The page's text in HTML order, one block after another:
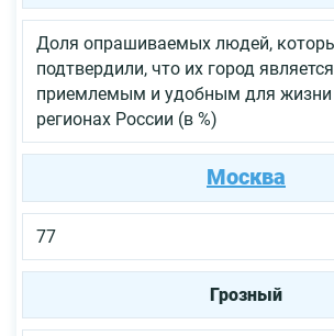
Доля опрашиваемых людей,
подтвердили, что их город
приемлемым и удобным для жизни
регионах России (в %)
Москва
77
Грозный